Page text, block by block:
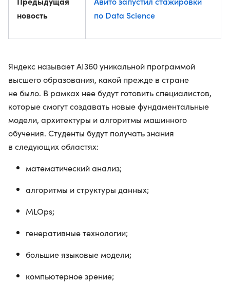
новость
по Data Science
Яндекс называет AI360 уникальной программой
высшего образования, какой прежде в стране
не было. В рамках нее будут готовить специалистов,
которые смогут создавать новые фундаментальные
модели, архитектуры и алгоритмы машинного
обучения. Студенты будут получать знания
в следующих областях:
математический анализ;
алгоритмы и структуры данных;
MLOps;
генеративные технологии;
большие языковые модели;
компьютерное зрение;